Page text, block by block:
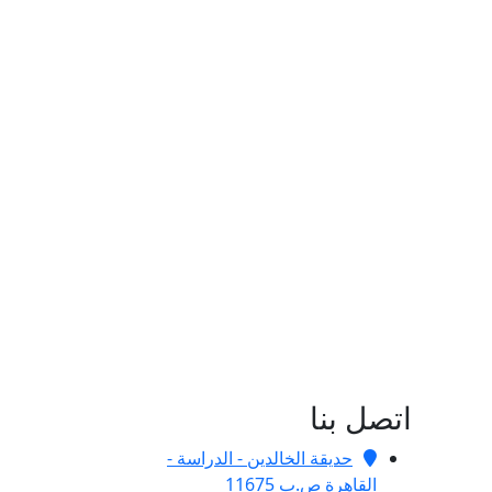
اتصل بنا
حديقة الخالدين - الدراسة -
القاهرة ص.ب 11675